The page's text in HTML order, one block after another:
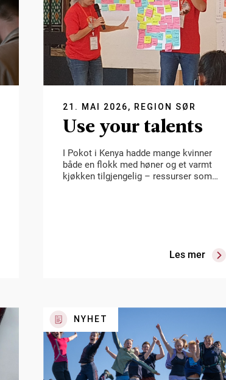
21. MAI 2026, REGION SØR
Use your talents
I Pokot i Kenya hadde mange kvinner
både en flokk med høner og et varmt
kjøkken tilgjengelig – ressurser som…
Les mer
NYHET